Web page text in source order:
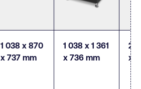
1 038 x 870
x 737 mm
1 038 x 1 361
x 736 mm
2
x 1